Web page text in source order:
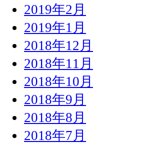
2019年2月
2019年1月
2018年12月
2018年11月
2018年10月
2018年9月
2018年8月
2018年7月